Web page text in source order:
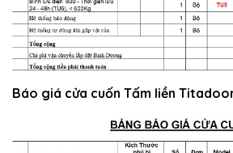
Báo giá cửa cuốn Tấm liền